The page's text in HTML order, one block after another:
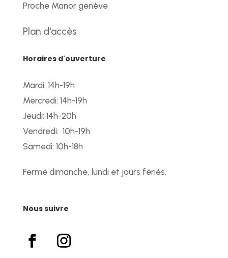
Proche Manor genève
Plan d'accès
Horaires d'ouverture
Mardi: 14h-19h
Mercredi: 14h-19h
Jeudi: 14h-20h
Vendredi: 10h-19h
Samedi: 10h-18h
Fermé dimanche, lundi et jours fériés.
Nous suivre